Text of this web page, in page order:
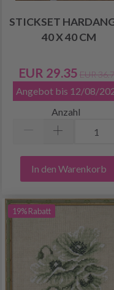
STICKSET
40 X 40 CM
EUR 29.35 EUR
Angebot bis 12/08/
Anzahl
In den Warenkorb
19% Rabatt